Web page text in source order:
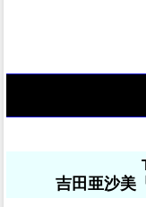
吉田亜沙美